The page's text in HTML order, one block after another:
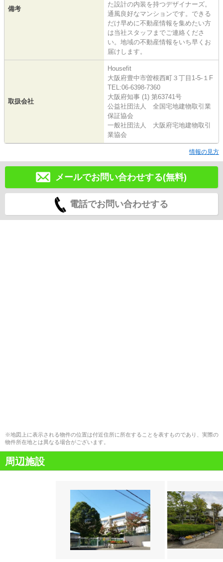
備考
た設計の内装を持つデザイナーズ。
通風良好なマンションです。できる
だけ早めに不動産情報を集めたい方
は当社スタッフまでご連絡くださ
い。地域の不動産情報をいち早くお
届けします。
取扱会社
Housefit
大阪府豊中市曽根西町３丁目1-5-１F
TEL:06-6398-7360
大阪府知事 (1) 第63741号
公益社団法人 全国宅地建物取引業
保証協会
一般社団法人 大阪府宅地建物取引
業協会
情報の見方
メールでお問い合わせする(無料)
電話でお問い合わせする
※地図上に表示される物件の位置は付近住所に所在することを表すものであり、実際の
物件所在地とは異なる場合がございます。
周辺施設